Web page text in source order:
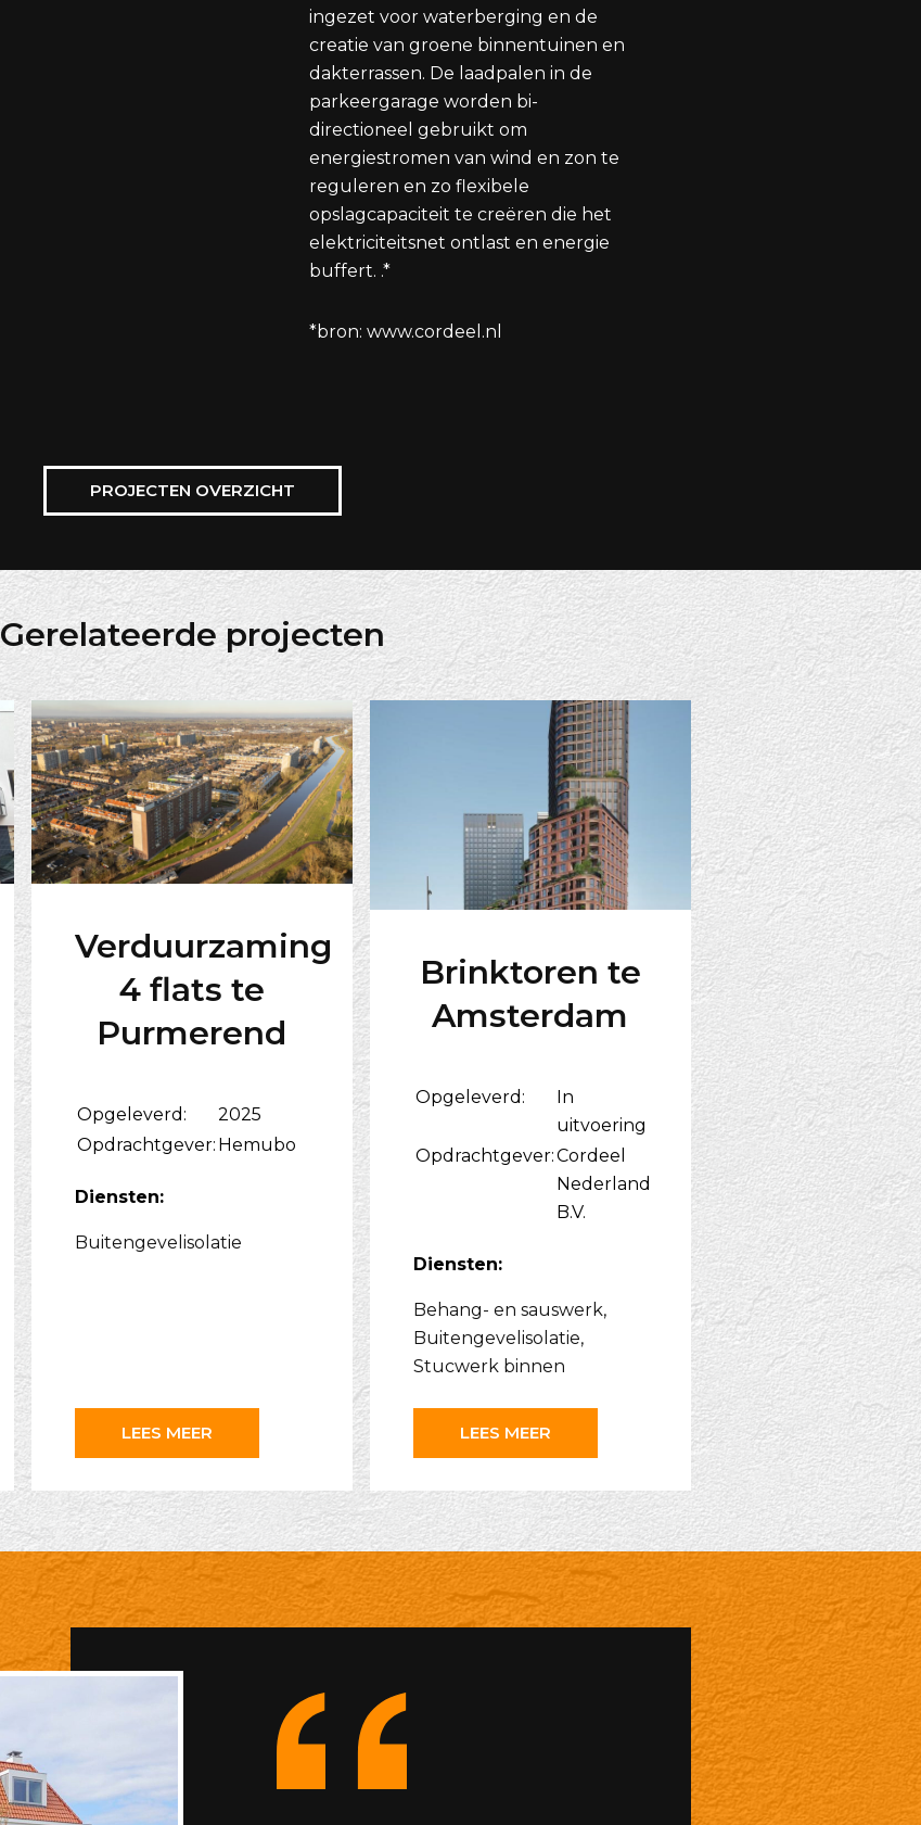
ingezet voor waterberging en de
creatie van groene binnentuinen en
dakterrassen. De laadpalen in de
parkeergarage worden bi-
directioneel gebruikt om
energiestromen van wind en zon te
reguleren en zo flexibele
opslagcapaciteit te creëren die het
elektriciteitsnet ontlast en energie
buffert. .*
*bron: www.cordeel.nl
PROJECTEN OVERZICHT
Gerelateerde projecten
Verduurzaming
4 flats te
Purmerend
Opgeleverd:
2025
Opdrachtgever: Hemubo
Diensten:
Buitengevelisolatie
LEES MEER
Brinktoren te
Amsterdam
Opgeleverd:
In
uitvoering
Opdrachtgever:Cordeel
Nederland
B.V.
Diensten:
Behang- en sauswerk,
Buitengevelisolatie,
Stucwerk binnen
LEES MEER